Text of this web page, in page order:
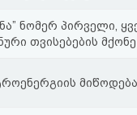
ნომერ პირველი,
თვისებების
მიწოდება